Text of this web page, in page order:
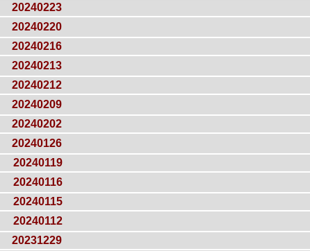
20240223
20240220
20240216
20240213
20240212
20240209
20240202
20240126
20240119
20240116
20240115
20240112
20231229